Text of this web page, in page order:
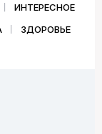
ИНТЕРЕСНОЕ
ЗДОРОВЬЕ